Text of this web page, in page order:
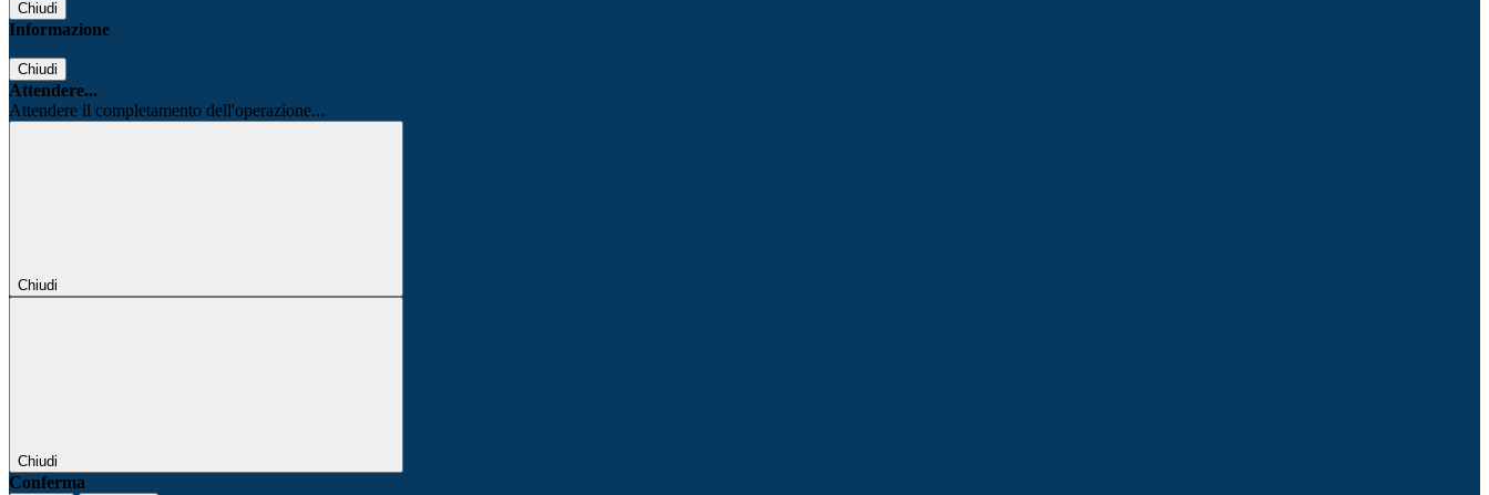
Chiudi
Informazione
Chiudi
Attendere...
Attendere il completamento dell'operazione...
Chiudi
Chiudi
Conferma